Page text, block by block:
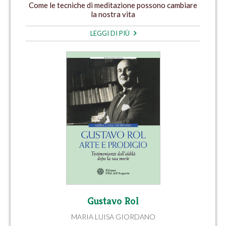
Come le tecniche di meditazione possono cambiare
la nostra vita
LEGGI DI PIÙ
Gustavo Rol
MARIA LUISA GIORDANO